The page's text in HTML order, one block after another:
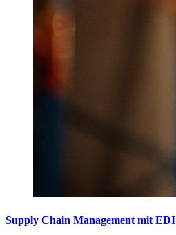
Supply Chain Management mit EDI